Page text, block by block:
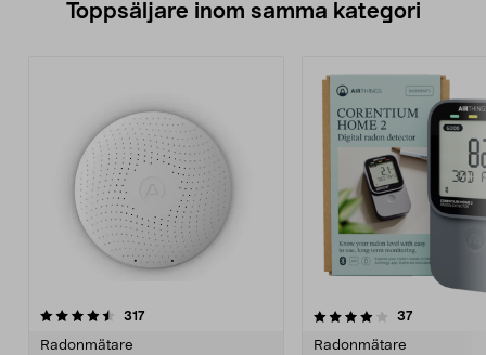
Toppsäljare inom samma kategori
317recensioner
Radonmätare
4.0 av 5 stjärnor 37recensioner
Radonmätare
4.5 av 5 stjärnor